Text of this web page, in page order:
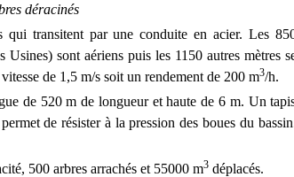
déracinés
transitent par une conduite en acier. Les
Usines) sont aériens puis les 1150 autres mètres
de 1,5 m/s soit un rendement de 200 m3/h.
de 520 m de longueur et haute de 6 m. Un
de résister à la pression des boues du
500 arbres arrachés et 55000 m3déplacés.